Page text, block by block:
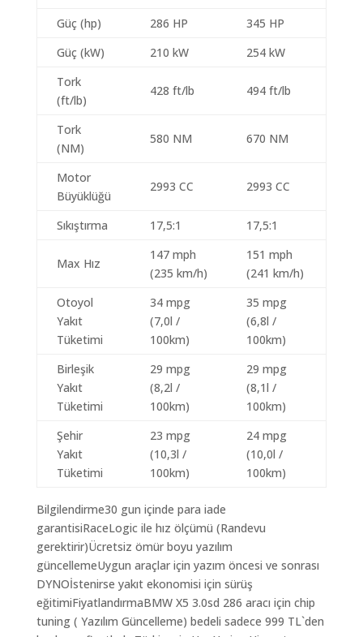
Güç (hp) 286 HP
345 HP
Güç (kW)
210 kW
254 kW
Tork
(ft/lb)
428 ft/lb 494 ft/lb
Tork
(NM)
580 NM 670 NM
Motor
Büyüklüğü
2993 CC 2993 CC
Sıkıştırma 17,5:1 17,5:1
Max Hız
147 mph
(235 km/h)
151 mph
(241 km/h)
Otoyol
Yakıt
Tüketimi
34 mpg
(7,0l /
100km)
35 mpg
(6,8l /
100km)
Birleşik
Yakıt
Tüketimi
29 mpg
(8,2l /
100km)
29 mpg
(8,1l /
100km)
Şehir
Yakıt
Tüketimi
23 mpg
(10,3l /
100km)
24 mpg
(10,0l /
100km)
Bilgilendirme30 gun içinde para iade
garantisiRaceLogic ile hız ölçümü (Randevu
gerektirir)Ücretsiz ömür boyu yazılım
güncellemeUygun araçlar için yazım öncesi ve sonrası
DYNOİstenirse yakıt ekonomisi için sürüş
eğitimiFiyatlandırmaBMW X5 3.0sd 286 aracı için chip
tuning ( Yazılım Güncelleme) bedeli sadece 999 TL`den